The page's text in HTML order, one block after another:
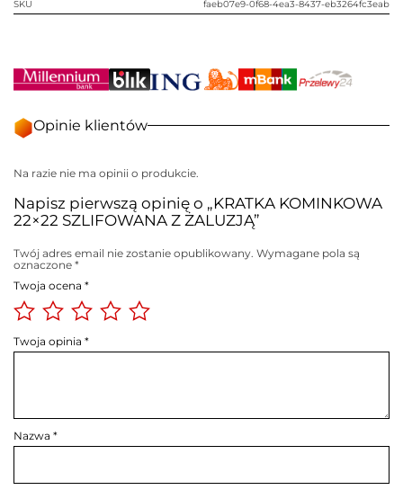
SKU faeb07e9-0f68-4ea3-8437-eb3264fc3eab
Opinie klientów
Na razie nie ma opinii o produkcie.
Napisz pierwszą opinię o „KRATKA KOMINKOWA
22×22 SZLIFOWANA Z ŻALUZJĄ”
Twój adres email nie zostanie opublikowany. Wymagane pola są
oznaczone *
Twoja ocena *
Twoja opinia *
Nazwa *